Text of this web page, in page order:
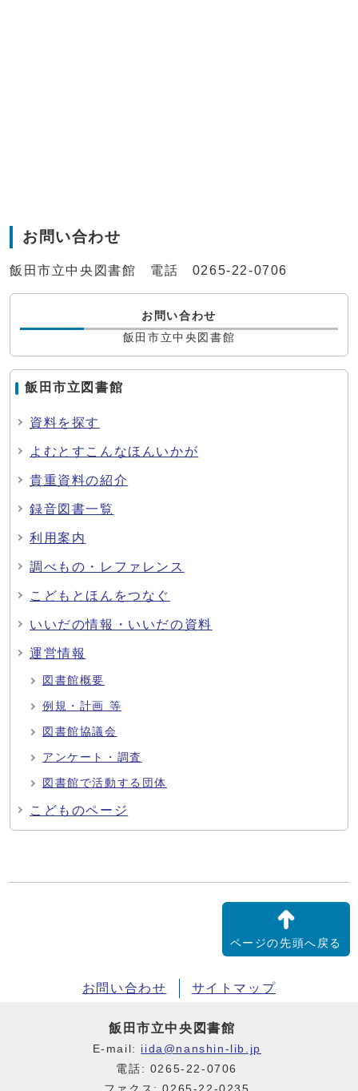
お問い合わせ
飯田市立中央図書館 電話 0265-22-0706
お問い合わせ
飯田市立中央図書館
飯田市立図書館
資料を探す
よむとすこんなほんいかが
貴重資料の紹介
録音図書一覧
利用案内
調べもの・レファレンス
こどもとほんをつなぐ
いいだの情報・いいだの資料
運営情報
図書館概要
例規・計画 等
図書館協議会
アンケート・調査
図書館で活動する団体
こどものページ
ページの先頭へ戻る
お問い合わせ サイトマップ
飯田市立中央図書館
E-mail: iida@nanshin-lib.jp
電話: 0265-22-0706